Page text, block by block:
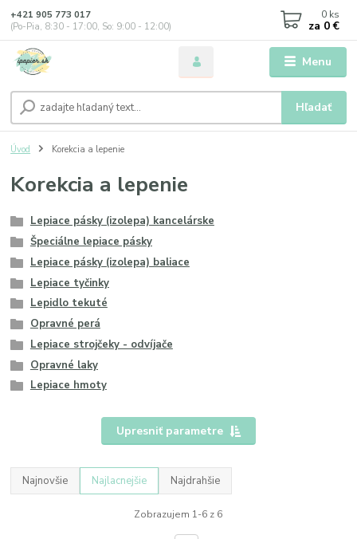
Menu
Hľadať
+421 905 773 017
(Po-Pia, 8:30 - 17:00, So: 9:00 - 12:00)
0 ks
za 0 €
Úvod Korekcia a lepenie
Korekcia a lepenie
Lepiace pásky (izolepa) kancelárske
Špeciálne lepiace pásky
Lepiace pásky (izolepa) baliace
Lepiace tyčinky
Lepidlo tekuté
Opravné perá
Lepiace strojčeky - odvíjače
Opravné laky
Lepiace hmoty
Upresniť parametre
Najnovšie Najlacnejšie Najdrahšie
Zobrazujem 1-6 z 6